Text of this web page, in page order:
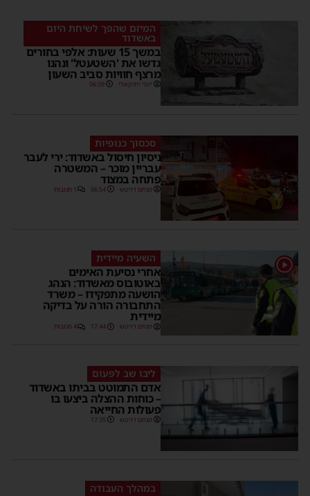
המיזם שהפך לשיחת היום
באשדוד
במשך 15 שעות: אלפי בחורים
גדשו את 'השטעטל' ונהנו
מרצף חוויות סביב השעון
יוסי יחזקאלי 06:59
סכסוך כנופיות
ניסיון חיסול באשדוד: ירי לעבר
עבריין מוכר – המשטרה
פתחה במצוד
מנחם דויטש 06:54 1 תגובות
השעיה מיידית
אחרי נסיעת האימים
באוטובוס מאשדוד: הנהג
הושעה מתפקידו – משרד
התחבורה הורה על בדיקה
מיידית
מנחם דויטש 17:44 4 תגובות
ליבו שב לפעום
אדם התמוטט בביתו באשדוד
– כוחות ההצלה ביצעו בו
פעולות החייאה
מנחם דויטש 17:35
במהלך העבודה